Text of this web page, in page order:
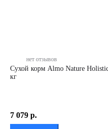
нет отзывов
Сухой корм Almo Nature
кг
7 079 р.